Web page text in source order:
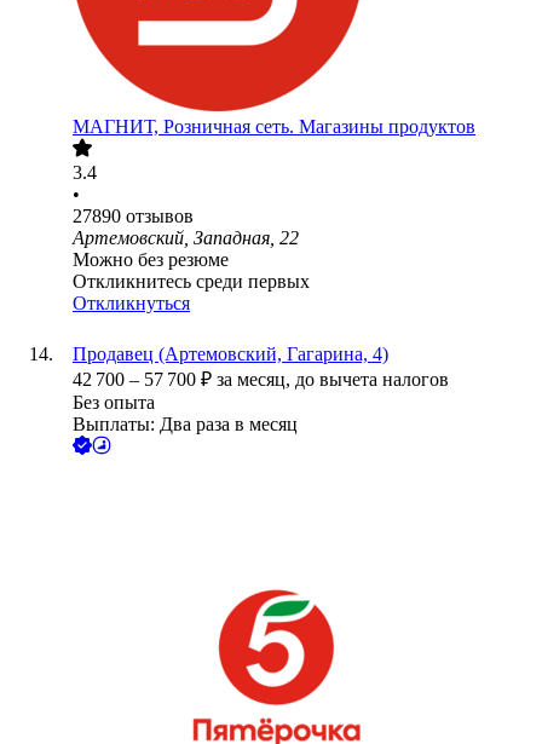
МАГНИТ, Розничная сеть. Магазины продуктов
3.4
•
27890 отзывов
Артемовский, Западная, 22
Можно без резюме
Откликнитесь среди первых
Откликнуться
Продавец (Артемовский, Гагарина, 4)
42 700 – 57 700 ₽ за месяц, до вычета налогов
Без опыта
Выплаты: Два раза в месяц